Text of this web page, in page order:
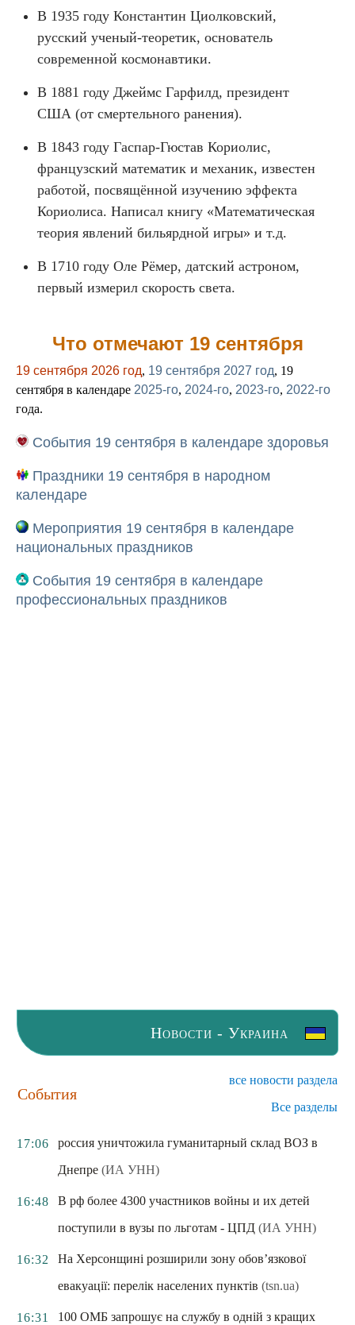
В 1935 году Константин Циолковский,
русский ученый-теоретик, основатель
современной космонавтики.
В 1881 году Джеймс Гарфилд, президент
США (от смертельного ранения).
В 1843 году Гаспар-Гюстав Кориолис,
французский математик и механик, известен
работой, посвящённой изучению эффекта
Кориолиса. Написал книгу «Математическая
теория явлений бильярдной игры» и т.д.
В 1710 году Оле Рёмер, датский астроном,
первый измерил скорость света.
Что отмечают 19 сентября
19 сентября 2026 год, 19 сентября 2027 год, 19
сентября в календаре 2025-го, 2024-го, 2023-го, 2022-го
года.
События 19 сентября в календаре здоровья
Праздники 19 сентября в народном
календаре
Мероприятия 19 сентября в календаре
национальных праздников
События 19 сентября в календаре
профессиональных праздников
Новости - Украина
События
все новости раздела
Все разделы
17:06
россия уничтожила гуманитарный склад ВОЗ в
Днепре (ИА УНН)
16:48
В рф более 4300 участников войны и их детей
поступили в вузы по льготам - ЦПД (ИА УНН)
16:32
На Херсонщині розширили зону обов’язкової
евакуації: перелік населених пунктів (tsn.ua)
16:31
100 ОМБ запрошує на службу в одній з кращих